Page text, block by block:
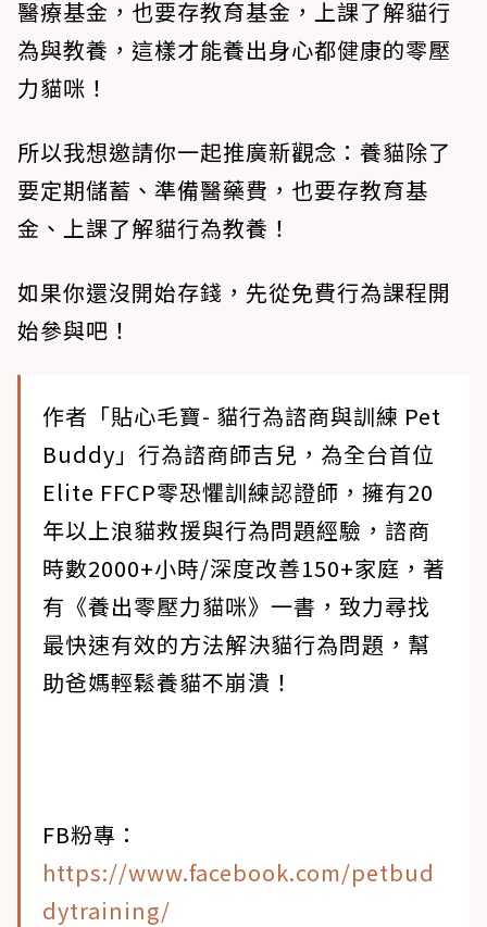
醫療基金，也要存教育基金，上課了解貓行
為與教養，這樣才能養出身心都健康的零壓
力貓咪！
所以我想邀請你一起推廣新觀念：養貓除了
要定期儲蓄、準備醫藥費，也要存教育基
金、上課了解貓行為教養！
如果你還沒開始存錢，先從免費行為課程開
始參與吧！
作者「貼心毛寶- 貓行為諮商與訓練 Pet
Buddy」行為諮商師吉兒，為全台首位
Elite FFCP零恐懼訓練認證師，擁有20
年以上浪貓救援與行為問題經驗，諮商
時數2000+小時/深度改善150+家庭，著
有《養出零壓力貓咪》一書，致力尋找
最快速有效的方法解決貓行為問題，幫
助爸媽輕鬆養貓不崩潰！
FB粉專：
https://www.facebook.com/petbud
dytraining/